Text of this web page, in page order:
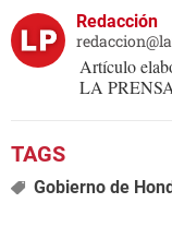
Redacción
Artículo
LA
Gobierno de